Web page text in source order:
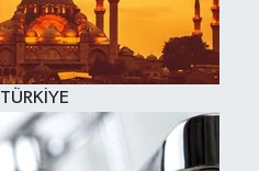
TÜRKİYE